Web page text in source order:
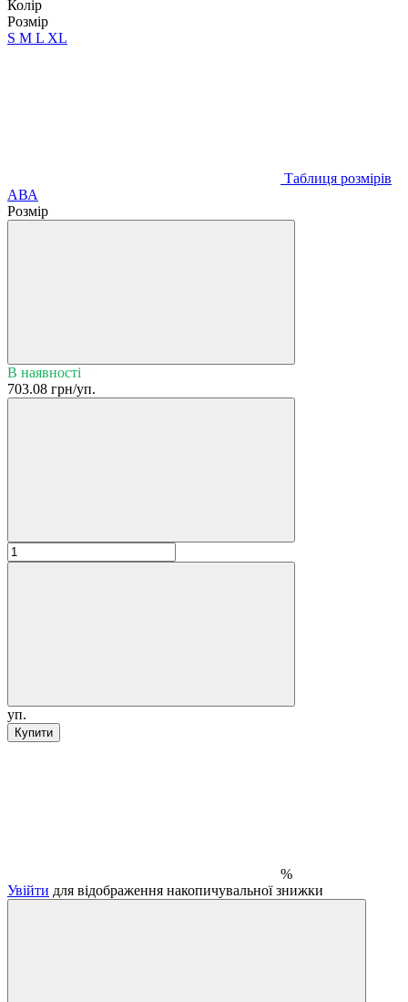
Колір
Розмір
S M L XL
Таблиця розмірів
АВА
Розмір
В наявності
703.08 грн/уп.
уп.
Купити
%
Увійти для відображення накопичувальної знижки